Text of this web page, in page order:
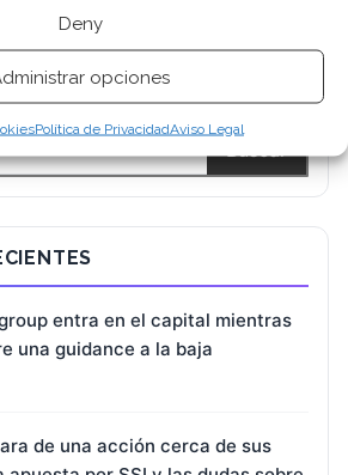
Deny
opciones
Política de PrivacidadAviso Legal
entra en el capital mientras
una guidance a la baja
de una acción cerca de sus